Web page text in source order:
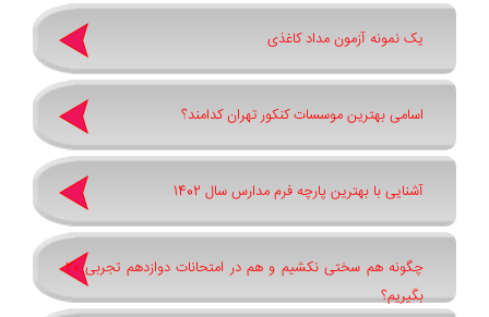
یک نمونه آزمون مداد کاغذی
اسامی بهترین موسسات کنکور تهران کدامند؟
آشنایی با بهترین پارچه فرم مدارس سال 1402
چگونه هم سختی نکشیم و هم در امتحانات دوازدهم تجربی 20
بگیریم؟